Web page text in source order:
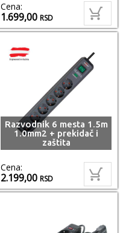
Cena:
1.699,00RSD
Razvodnik 6 mesta 1.5m
1.0mm2 + prekidač i
zaštita
Cena:
2.199,00RSD